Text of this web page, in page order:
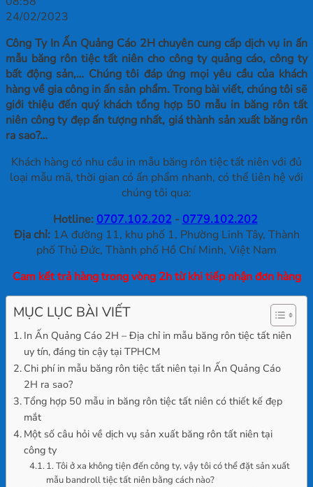
24/02/2023
Công Ty In Ấn Quảng Cáo 2H chuyên cung cấp dịch vụ in ấn
mẫu băng rôn tiệc tất niên cho công ty quảng cáo, công ty
bất động sản,… Chúng tôi đáp ứng mọi yêu cầu của khách
hàng về gia công in ấn sản phẩm. Trong bài viết, chúng tôi sẽ
giới thiệu đến quý khách tổng hợp 50 mẫu in băng rôn tất
niên công ty đẹp ấn tượng nhất, giá thành sản xuất băng rôn
ra sao?…
Khách hàng có nhu cầu in mẫu băng rôn tiệc tất niên với đủ
loại mẫu mã, thời gian có ấn phẩm nhanh, có thể liên hệ với
chúng tôi qua:
Hotline: 0707.102.202- 0779.102.202
Địa chỉ:1A đường 11, khu phố 1, Phường Linh Tây, Thành
phố Thủ Đức, Thành phố Hồ Chí Minh, Việt Nam
Cam kết trả hàng trong vòng 2h từ khi tiếp nhận đơn hàng
MỤC LỤC BÀI VIẾT
In Ấn Quảng Cáo 2H – Địa chỉ in mẫu băng rôn tiệc tất niên
uy tín, đáng tin cậy tại TPHCM
Chi phí in mẫu băng rôn tiệc tất niên tại In Ấn Quảng Cáo
2H ra sao?
Tổng hợp 50 mẫu in băng rôn tiệc tất niên có thiết kế đẹp
mắt
Một số câu hỏi về dịch vụ sản xuất băng rôn tất niên tại
công ty
1. Tôi ở xa không tiện đến công ty, vậy tôi có thể đặt sản xuất
mẫu bandroll tiệc tất niên bằng cách nào?